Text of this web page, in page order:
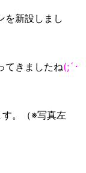
を新設しまし
てきましたね(;´･
。（※写真左